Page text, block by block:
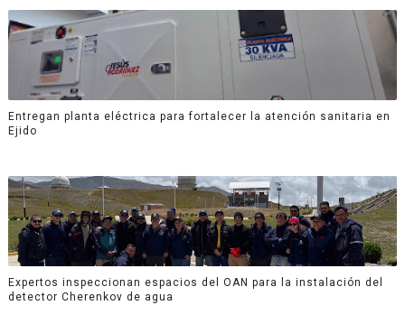
Entregan planta eléctrica para fortalecer la atención sanitaria en
Ejido
Expertos inspeccionan espacios del OAN para la instalación del
detector Cherenkov de agua